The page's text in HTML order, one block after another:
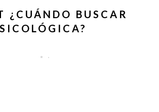
¿CUÁNDO BUSCAR